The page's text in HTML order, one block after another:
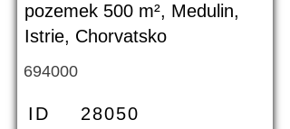
pozemek 500 m², Medulin,
Istrie, Chorvatsko
694000
ID 28050